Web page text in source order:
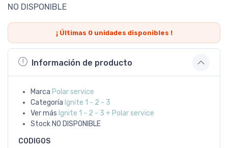
NO DISPONIBLE
¡ Últimas 0unidades disponibles !
Información de producto
Marca Polar service
Categoría Ignite 1 - 2 - 3
Ver más Ignite 1 - 2 - 3 + Polar service
Stock NO DISPONIBLE
CODIGOS